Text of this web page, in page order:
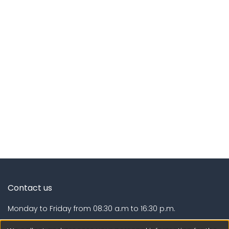
Contact us
Monday to Friday from 08:30 a.m to 16:30 p.m.